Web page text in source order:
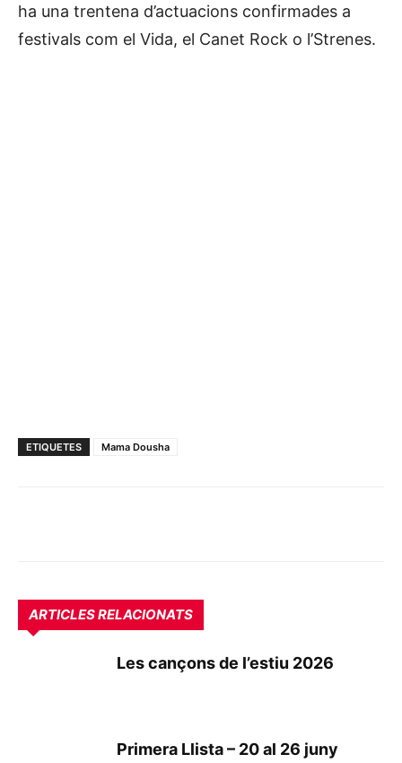
ha una trentena d’actuacions confirmades a
festivals com el Vida, el Canet Rock o l’Strenes.
ETIQUETES Mama Dousha
ARTICLES RELACIONATS
Les cançons de l’estiu 2026
Primera Llista – 20 al 26 juny